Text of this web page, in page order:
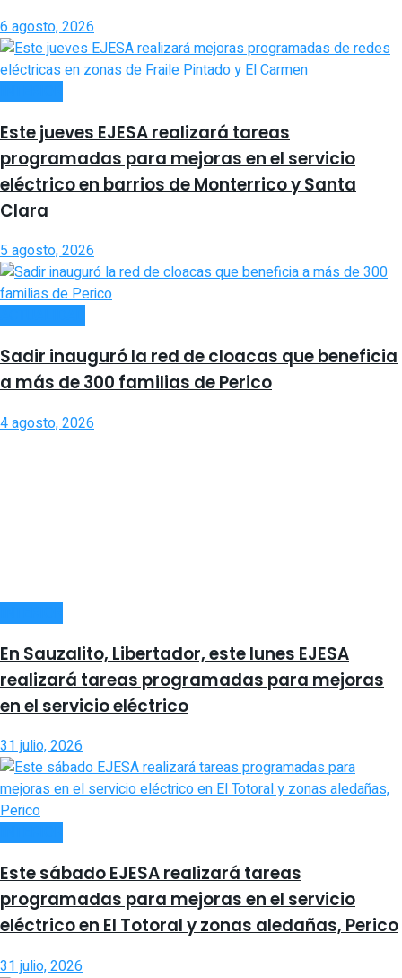
6 agosto, 2026
Este jueves EJESA realizará tareas
programadas para mejoras en el servicio
eléctrico en barrios de Monterrico y Santa
Clara
5 agosto, 2026
Sadir inauguró la red de cloacas que beneficia
a más de 300 familias de Perico
4 agosto, 2026
En Sauzalito, Libertador, este lunes EJESA
realizará tareas programadas para mejoras
en el servicio eléctrico
31 julio, 2026
Este sábado EJESA realizará tareas
programadas para mejoras en el servicio
eléctrico en El Totoral y zonas aledañas, Perico
31 julio, 2026